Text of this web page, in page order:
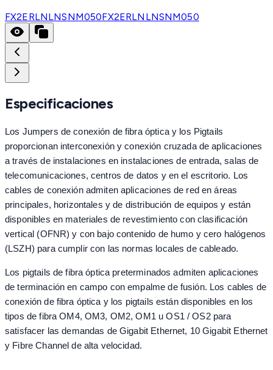
FX2ERLNLNSNM050FX2ERLNLNSNM050
Especificaciones
Los Jumpers de conexión de fibra óptica y los Pigtails
proporcionan interconexión y conexión cruzada de aplicaciones
a través de instalaciones en instalaciones de entrada, salas de
telecomunicaciones, centros de datos y en el escritorio. Los
cables de conexión admiten aplicaciones de red en áreas
principales, horizontales y de distribución de equipos y están
disponibles en materiales de revestimiento con clasificación
vertical (OFNR) y con bajo contenido de humo y cero halógenos
(LSZH) para cumplir con las normas locales de cableado.
Los pigtails de fibra óptica preterminados admiten aplicaciones
de terminación en campo con empalme de fusión. Los cables de
conexión de fibra óptica y los pigtails están disponibles en los
tipos de fibra OM4, OM3, OM2, OM1 u OS1 / OS2 para
satisfacer las demandas de Gigabit Ethernet, 10 Gigabit Ethernet
y Fibre Channel de alta velocidad.